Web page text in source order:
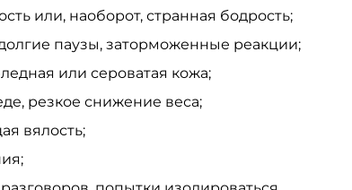
или, наоборот, странная бодрость;
паузы, заторможенные реакции;
или сероватая кожа;
резкое снижение веса;
вялость;